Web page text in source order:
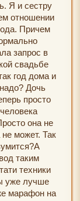
Я и сестру
отношении
Причем
запрос в
свадьбе
год дома и
Дочь
просто
она не
не может. Так
таким
техники
уже лучше
марафон на